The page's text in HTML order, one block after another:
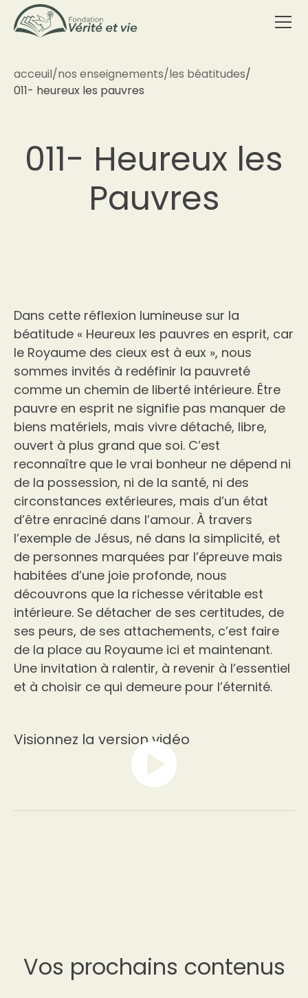
acceuil/nos enseignements/les béatitudes/
011- heureux les pauvres
011- Heureux les
Pauvres
Dans cette réflexion lumineuse sur la
béatitude « Heureux les pauvres en esprit, car
le Royaume des cieux est à eux », nous
sommes invités à redéfinir la pauvreté
comme un chemin de liberté intérieure. Être
pauvre en esprit ne signifie pas manquer de
biens matériels, mais vivre détaché, libre,
ouvert à plus grand que soi. C’est
reconnaître que le vrai bonheur ne dépend ni
de la possession, ni de la santé, ni des
circonstances extérieures, mais d’un état
d’être enraciné dans l’amour. À travers
l’exemple de Jésus, né dans la simplicité, et
de personnes marquées par l’épreuve mais
habitées d’une joie profonde, nous
découvrons que la richesse véritable est
intérieure. Se détacher de ses certitudes, de
ses peurs, de ses attachements, c’est faire
de la place au Royaume ici et maintenant.
Une invitation à ralentir, à revenir à l’essentiel
et à choisir ce qui demeure pour l’éternité.
Visionnez la version vidéo
Vos prochains contenus